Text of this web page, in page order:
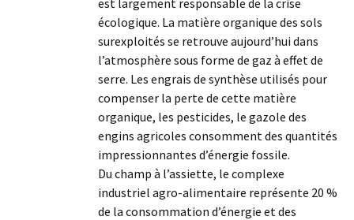
est largement responsable de la crise
écologique. La matière organique des sols
surexploités se retrouve aujourd’hui dans
l’atmosphère sous forme de gaz à effet de
serre. Les engrais de synthèse utilisés pour
compenser la perte de cette matière
organique, les pesticides, le gazole des
engins agricoles consomment des quantités
impressionnantes d’énergie fossile.
Du champ à l’assiette, le complexe
industriel agro-alimentaire représente 20 %
de la consommation d’énergie et des